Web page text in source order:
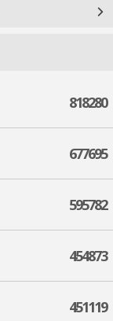
818280
677695
595782
454873
451119